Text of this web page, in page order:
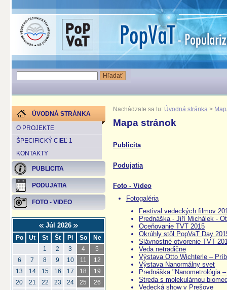
ÚVODNÁ STRÁNKA
O PROJEKTE
ŠPECIFICKÝ CIEĽ 1
KONTAKTY
PUBLICITA
PODUJATIA
FOTO - VIDEO
Júl 2026
Po Ut St Št Pi So
Ne
1
2 3 4
5
6
7 8 9 10 11
12
13
14 15 16 17 18
19
20
21 22 23 24 25
26
Nachádzate sa tu: Úvodná stránka >
Mapa stránok
Publicita
Podujatia
Foto - Video
Fotogaléria
Festival vedeckých filmov
Prednáška - Jiří Michálek -
Oceňovanie TVT 2015
Okrúhly stôl PopVaT Day
Slávnostné otvorenie TVT
Veda netradične
Výstava Otto Wichterle –
Výstava Nanormálny svet
Prednáška "Nanometrológia
Streda s molekulárnou
Vedecká show v Prešove